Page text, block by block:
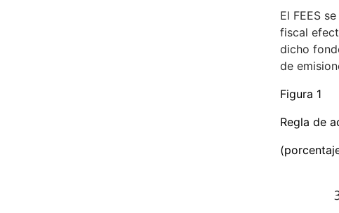
El FEES
fiscal
dicho
de
Figura 1
Regla de